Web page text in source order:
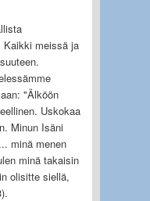
Kaikki meissä ja
"Älköön
Uskokaa
Minun Isäni
minä menen
minä takaisin
olisitte siellä,